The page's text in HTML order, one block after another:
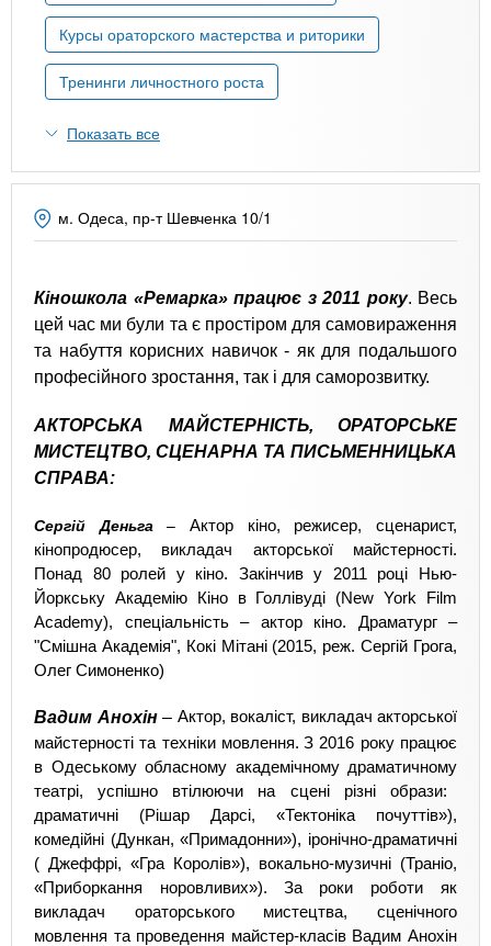
n
.
n
o
д
Онлайн курсы
Курсы ораторского мастерства и риторики
Тренинги личностного роста
Показать все
Кіношкола «Ремарка» працює з 2011 року. Весь
цей час ми були та є простіром для самовираження
та набуття корисних навичок - як для подальшого
професійного зростання, так і для саморозвитку.
АКТОРСЬКА МАЙСТЕРНІСТЬ, ОРАТОРСЬКЕ
МИСТЕЦТВО, СЦЕНАРНА ТА ПИСЬМЕННИЦЬКА
СПРАВА:
Сергій Деньга–Актор кіно, режисер, сценарист,
кінопродюсер, викладач акторської майстерності.
Понад 80 ролей у кіно. Закінчив у 2011 році Нью-
Йоркську Академію Кіно в Голлівуді (New York Film
Academy), спеціальність – актор кіно. Драматург –
"Смішна Академія", Кокі Мітані (2015, реж. Сергій Грога,
Олег Симоненко)
Вадим Анохін– Актор, вокаліст, викладач акторської
майстерності та техніки мовлення. З 2016 року працює
в Одеськомуобласному академічномудраматичному
театрі, успішно втілюючи на сцені різні образи:
драматичні (Рішар Дарсі, «Тектоніка почуттів»),
комедійні (Дункан, «Примадонни»), іронічно-драматичні
( Джеффрі, «Гра Королів»), вокально-музичні (Траніо,
«Приборкання норовливих»).
За роки роботи як
викладач ораторського мистецтва, сценічного
мовлення та проведення майстер-класів Вадим Анохін
м. Одеса, пр-т Шевченка 10/1